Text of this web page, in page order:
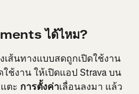
ได้ไหม?
เส้นทางแบบสดถูกเปิดใช้งาน
ช้งาน ให้เปิดแอป Strava บน
ตะ การตั้งค่าเลื่อนลงมา แล้ว